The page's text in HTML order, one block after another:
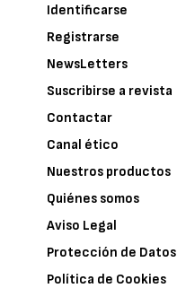
Identificarse
Registrarse
NewsLetters
Suscribirse a revista
Contactar
Canal ético
Nuestros productos
Quiénes somos
Aviso Legal
Protección de Datos
Política de Cookies